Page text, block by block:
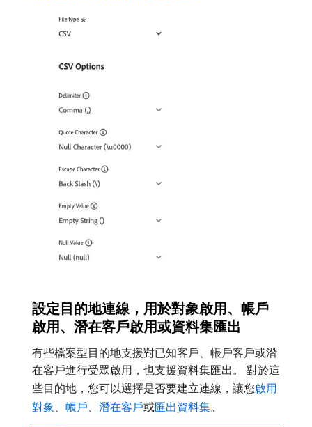
設定目的地連線，用於對象啟用、帳戶
啟用、潛在客戶啟用或資料集匯出
有些檔案型目的地支援對已知客戶、帳戶客戶或潛
在客戶進行受眾啟用，也支援資料集匯出。 對於這
些目的地，您可以選擇是否要建立連線，讓您啟用
對象、 帳戶、 潛在客戶或匯出資料集。